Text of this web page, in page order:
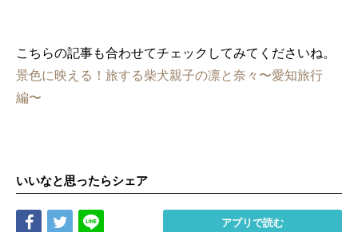
こちらの記事も合わせてチェックしてみてくださいね。
景色に映える！旅する柴犬親子の凛と奈々〜愛知旅行
編〜
いいなと思ったらシェア
Share Tweet アプリで読む